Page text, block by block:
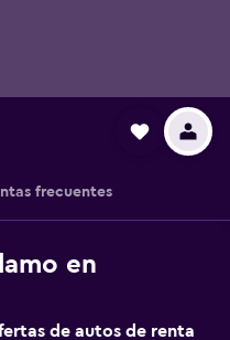
frecuentes
en
de autos de renta